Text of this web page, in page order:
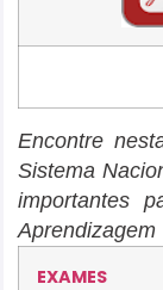
Encontre
Sistema
importantes
Aprendizagem
EXAMES